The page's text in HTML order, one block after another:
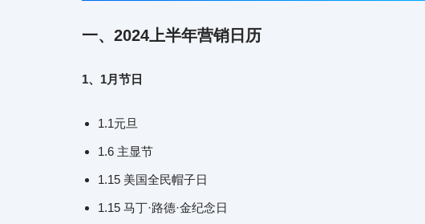
一、2024上半年营销日历
1、1月节日
1.1元旦
1.6 主显节
1.15 美国全民帽子日
1.15 马丁·路德·金纪念日